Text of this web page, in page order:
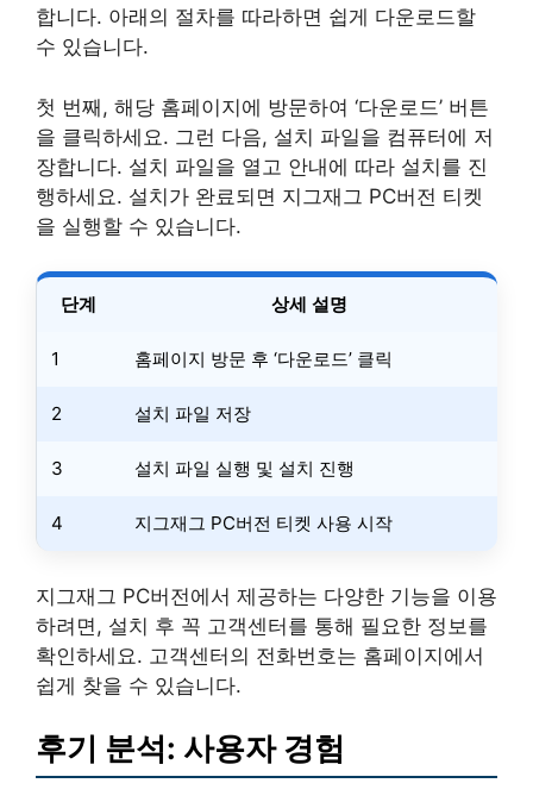
합니다. 아래의 절차를 따라하면 쉽게 다운로드할
수 있습니다.
첫 번째, 해당 홈페이지에 방문하여 ‘다운로드’ 버튼
을 클릭하세요. 그런 다음, 설치 파일을 컴퓨터에 저
장합니다. 설치 파일을 열고 안내에 따라 설치를 진
행하세요. 설치가 완료되면 지그재그 PC버전 티켓
을 실행할 수 있습니다.
단계 상세 설명
1 홈페이지 방문 후 ‘다운로드’ 클릭
2 설치 파일 저장
3 설치 파일 실행 및 설치 진행
4 지그재그 PC버전 티켓 사용 시작
지그재그 PC버전에서 제공하는 다양한 기능을 이용
하려면, 설치 후 꼭 고객센터를 통해 필요한 정보를
확인하세요. 고객센터의 전화번호는 홈페이지에서
쉽게 찾을 수 있습니다.
후기 분석: 사용자 경험